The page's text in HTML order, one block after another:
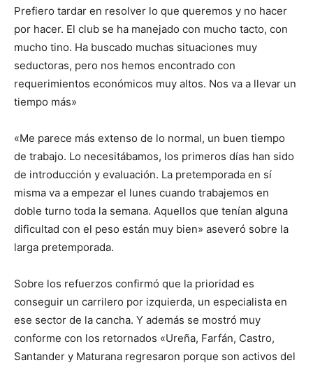
Prefiero tardar en resolver lo que queremos y no hacer
por hacer. El club se ha manejado con mucho tacto, con
mucho tino. Ha buscado muchas situaciones muy
seductoras, pero nos hemos encontrado con
requerimientos económicos muy altos. Nos va a llevar un
tiempo más»
«Me parece más extenso de lo normal, un buen tiempo
de trabajo. Lo necesitábamos, los primeros días han sido
de introducción y evaluación. La pretemporada en sí
misma va a empezar el lunes cuando trabajemos en
doble turno toda la semana. Aquellos que tenían alguna
dificultad con el peso están muy bien» aseveró sobre la
larga pretemporada.
Sobre los refuerzos confirmó que la prioridad es
conseguir un carrilero por izquierda, un especialista en
ese sector de la cancha. Y además se mostró muy
conforme con los retornados «Ureña, Farfán, Castro,
Santander y Maturana regresaron porque son activos del